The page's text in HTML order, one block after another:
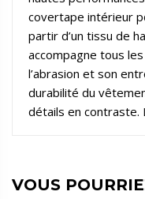
covertape intérieur
partir d’un tissu de
accompagne tous
l’abrasion et son
durabilité du
détails en contraste.